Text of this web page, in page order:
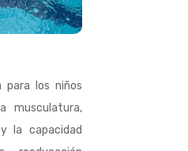
para los niños
musculatura,
la capacidad